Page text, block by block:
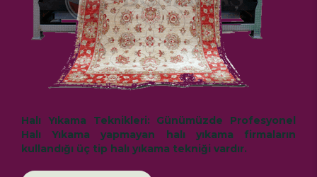
Halı Yıkama Teknikleri: Günümüzde Profesyonel
Halı Yıkama yapmayan halı yıkama firmaların
kullandığı üç tip halı yıkama tekniği vardır.